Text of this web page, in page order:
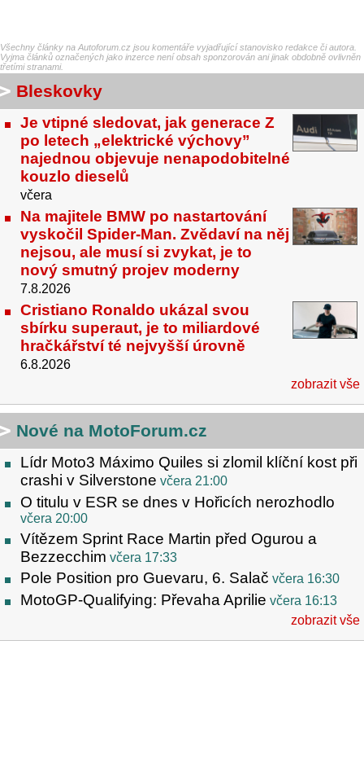
Všechny články na Autoforum.cz jsou komentáře vyjadřující stanovisko redakce či autora.
Vyjma článků označených jako inzerce není obsah sponzorován ani jinak obdobně ovlivněn
třetími stranami.
Bleskovky
Je vtipné sledovat, jak generace Z
po letech „elektrické výchovy”
najednou objevuje nenapodobitelné
kouzlo dieselů
včera
Na majitele BMW po nastartování
vyskočil Spider-Man. Zvědaví na něj
nejsou, ale musí si zvykat, je to
nový smutný projev moderny
7.8.2026
Cristiano Ronaldo ukázal svou
sbírku superaut, je to miliardové
hračkářství té nejvyšší úrovně
6.8.2026
zobrazit vše
Nové na MotoForum.cz
Lídr Moto3 Máximo Quiles si zlomil klíční kost při
crashi v Silverstone včera 21:00
O titulu v ESR se dnes v Hořicích nerozhodlo
včera 20:00
Vítězem Sprint Race Martin před Ogurou a
Bezzecchim včera 17:33
Pole Position pro Guevaru, 6. Salač včera 16:30
MotoGP-Qualifying: Převaha Aprilie včera 16:13
zobrazit vše